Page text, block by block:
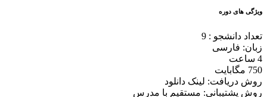
ویژگی های دوره
تعداد دانشجو : 9
زبان: فارسی
4 ساعت
750 مگابایت
روش دریافت: لینک دانلود
روش پشتیبانی: مستقیم با مدرس